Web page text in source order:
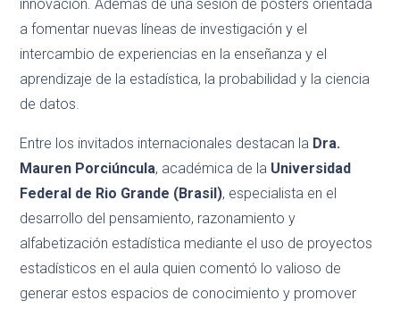
innovación. Además de una sesión de pósters orientada
a fomentar nuevas líneas de investigación y el
intercambio de experiencias en la enseñanza y el
aprendizaje de la estadística, la probabilidad y la ciencia
de datos.
Entre los invitados internacionales destacan la Dra.
Mauren Porciúncula, académica de la Universidad
Federal de Rio Grande (Brasil), especialista en el
desarrollo del pensamiento, razonamiento y
alfabetización estadística mediante el uso de proyectos
estadísticos en el aula quien comentó lo valioso de
generar estos espacios de conocimiento y promover